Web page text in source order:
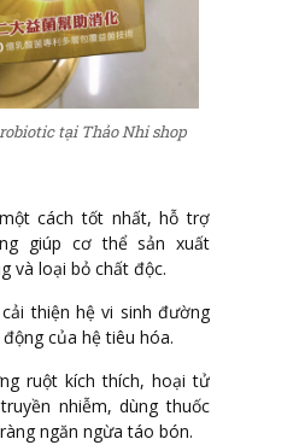
tại Thảo Nhi shop
cách tốt nhất, hỗ trợ
giúp cơ thể sản xuất
và loại bỏ chất độc.
thiện hệ vi sinh đường
của hệ tiêu hóa.
ruột kích thích, hoại tử
nhiễm, dùng thuốc
ngăn ngừa táo bón.